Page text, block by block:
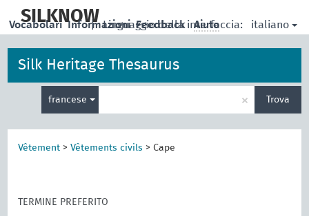
main
SILKNOW
| Linguaggio della interfaccia: italiano
Vocabolari Informazioni Feedback Aiuto
Silk Heritage Thesaurus
francese
per
la
× Trova
Vêtement >Vêtements civils > Cape
TERMINE PREFERITO